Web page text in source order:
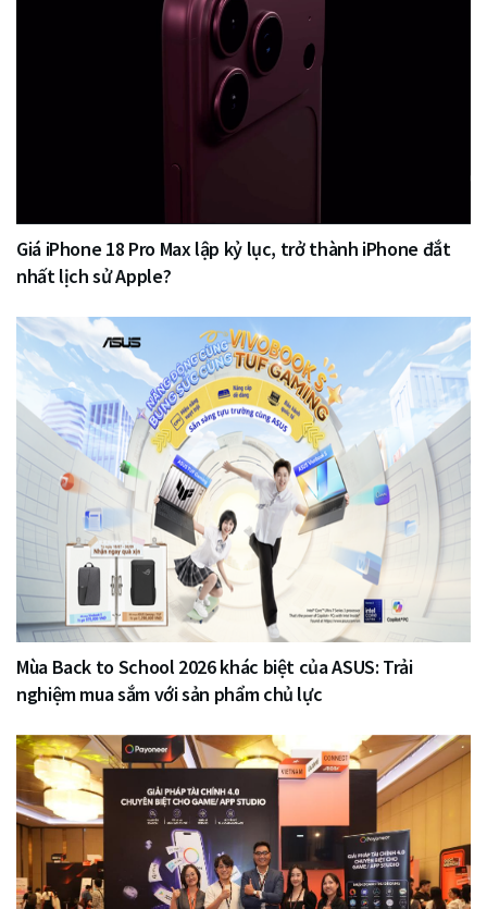
Giá iPhone 18 Pro Max lập kỷ lục, trở thành iPhone đắt
nhất lịch sử Apple?
Mùa Back to School 2026 khác biệt của ASUS: Trải
nghiệm mua sắm với sản phẩm chủ lực